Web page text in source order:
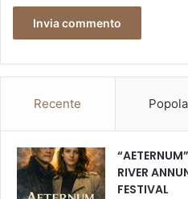
t
v
Recente
RIVER
FESTIVAL